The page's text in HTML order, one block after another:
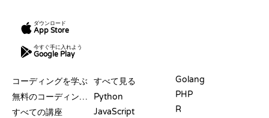
ダウンロード
App Store
今すぐ手に入れよう
Google Play
コーディングを学ぶ
無料のコーディングサイト
すべての講座
すべて見る
Python
JavaScript
Golang
PHP
R